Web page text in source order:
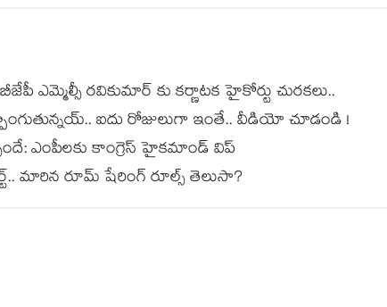
ఎమ్మెల్సీ రవికుమార్ కు కర్ణాటక హైకోర్టు చురకలు..
ఐదు రోజులుగా ఇంతే.. వీడియో చూడండి !
ఎంపీలకు కాంగ్రెస్ హైకమాండ్ విప్
మారిన రూమ్ షేరింగ్‌ రూల్స్ తెలుసా?